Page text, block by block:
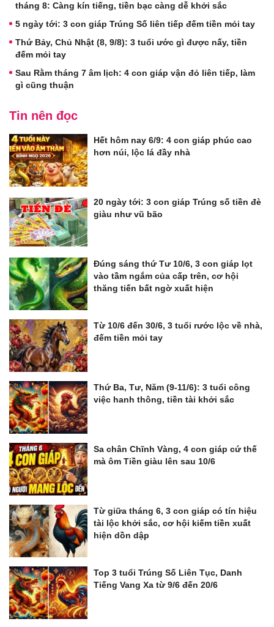
tháng 8: Càng kín tiếng, tiền bạc càng dễ khởi sắc
5 ngày tới: 3 con giáp Trúng Số liên tiếp đếm tiền mỏi tay
Thứ Bảy, Chủ Nhật (8, 9/8): 3 tuổi ước gì được nấy, tiền
đếm mỏi tay
Sau Rằm tháng 7 âm lịch: 4 con giáp vận đỏ liên tiếp, làm
gì cũng thuận
Tin nên đọc
Hết hôm nay 6/9: 4 con giáp phúc cao
hơn núi, lộc lá đầy nhà
20 ngày tới: 3 con giáp Trúng số tiền đè
giàu như vũ bão
Đúng sáng thứ Tư 10/6, 3 con giáp lọt
vào tầm ngắm của cấp trên, cơ hội
thăng tiến bất ngờ xuất hiện
Từ 10/6 đến 30/6, 3 tuổi rước lộc về nhà,
đếm tiền mỏi tay
Thứ Ba, Tư, Năm (9-11/6): 3 tuổi công
việc hanh thông, tiền tài khởi sắc
Sa chân Chĩnh Vàng, 4 con giáp cứ thế
mà ôm Tiền giàu lên sau 10/6
Từ giữa tháng 6, 3 con giáp có tín hiệu
tài lộc khởi sắc, cơ hội kiếm tiền xuất
hiện dồn dập
Top 3 tuổi Trúng Số Liên Tục, Danh
Tiếng Vang Xa từ 9/6 đến 20/6